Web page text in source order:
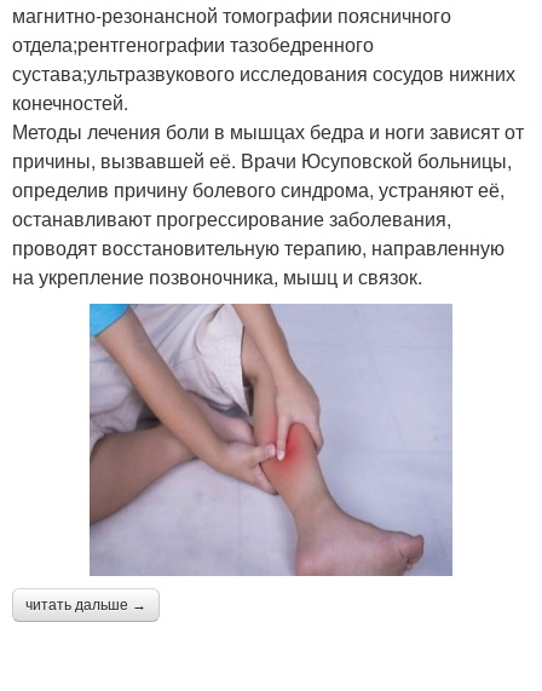
магнитно-резонансной томографии поясничного
отдела;рентгенографии тазобедренного
сустава;ультразвукового исследования сосудов нижних
конечностей.
Методы лечения боли в мышцах бедра и ноги зависят от
причины, вызвавшей её. Врачи Юсуповской больницы,
определив причину болевого синдрома, устраняют её,
останавливают прогрессирование заболевания,
проводят восстановительную терапию, направленную
на укрепление позвоночника, мышц и связок.
читать дальше →